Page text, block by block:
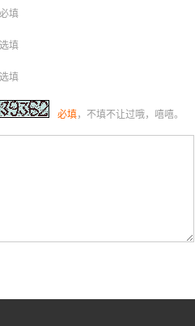
必填
选填
选填
必填，不填不让过哦，嘻嘻。